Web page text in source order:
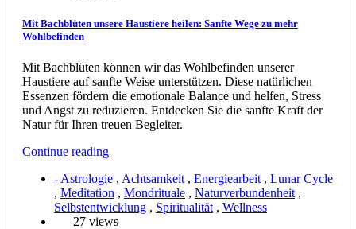
Mit Bachblüten unsere Haustiere heilen: Sanfte Wege zu mehr
Wohlbefinden
Mit Bachblüten können wir das Wohlbefinden unserer
Haustiere auf sanfte Weise unterstützen. Diese natürlichen
Essenzen fördern die emotionale Balance und helfen, Stress
und Angst zu reduzieren. Entdecken Sie die sanfte Kraft der
Natur für Ihren treuen Begleiter.
Continue reading
- Astrologie , Achtsamkeit , Energiearbeit , Lunar Cycle
, Meditation , Mondrituale , Naturverbundenheit ,
Selbstentwicklung , Spiritualität , Wellness
27 views